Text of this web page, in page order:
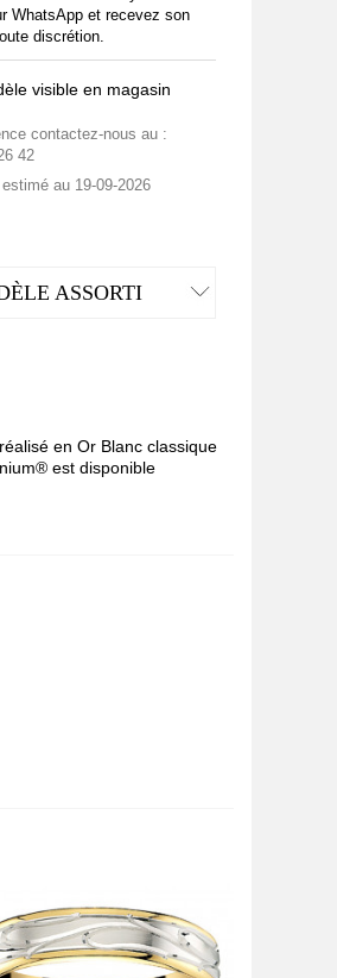
WhatsApp et recevez son
discrétion.
visible en magasin
contactez-nous au :
42
au 19-09-2026
ASSORTI
en Or Blanc classique
est disponible